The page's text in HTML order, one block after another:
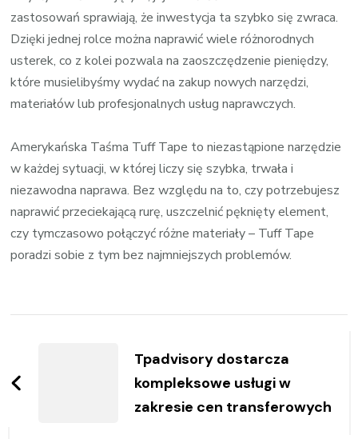
zastosowań sprawiają, że inwestycja ta szybko się zwraca.
Dzięki jednej rolce można naprawić wiele różnorodnych
usterek, co z kolei pozwala na zaoszczędzenie pieniędzy,
które musielibyśmy wydać na zakup nowych narzędzi,
materiałów lub profesjonalnych usług naprawczych.
Amerykańska Taśma Tuff Tape to niezastąpione narzędzie
w każdej sytuacji, w której liczy się szybka, trwała i
niezawodna naprawa. Bez względu na to, czy potrzebujesz
naprawić przeciekającą rurę, uszczelnić pęknięty element,
czy tymczasowo połączyć różne materiały – Tuff Tape
poradzi sobie z tym bez najmniejszych problemów.
Tpadvisory dostarcza
kompleksowe usługi w
zakresie cen transferowych